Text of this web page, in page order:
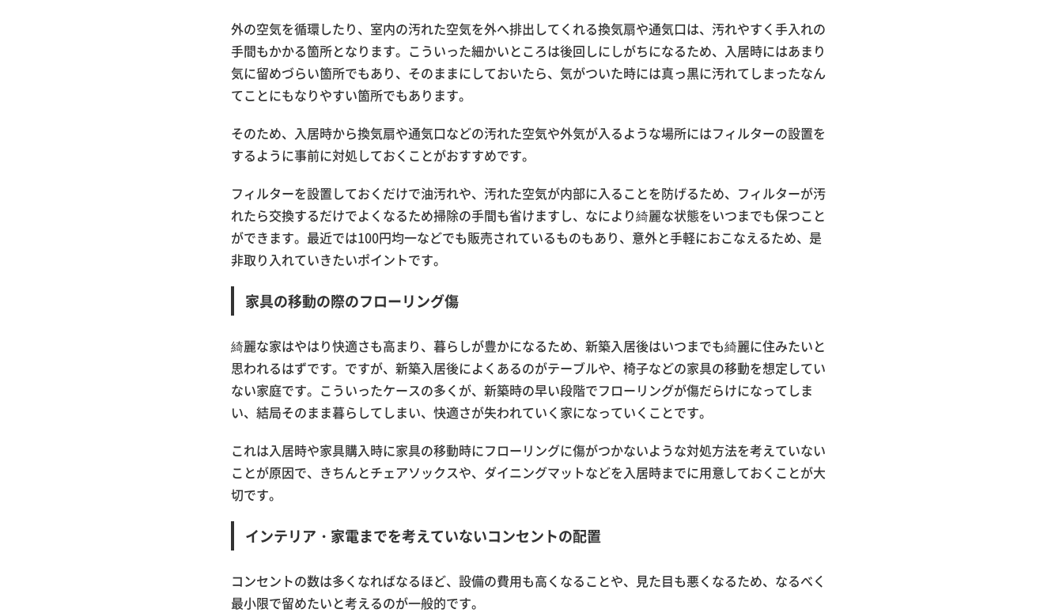
外の空気を循環したり、室内の汚れた空気を外へ排出してくれる換気扇や通気口は、汚れやすく手入れの
手間もかかる箇所となります。こういった細かいところは後回しにしがちになるため、入居時にはあまり
気に留めづらい箇所でもあり、そのままにしておいたら、気がついた時には真っ黒に汚れてしまったなん
てことにもなりやすい箇所でもあります。
そのため、入居時から換気扇や通気口などの汚れた空気や外気が入るような場所にはフィルターの設置を
するように事前に対処しておくことがおすすめです。
フィルターを設置しておくだけで油汚れや、汚れた空気が内部に入ることを防げるため、フィルターが汚
れたら交換するだけでよくなるため掃除の手間も省けますし、なにより綺麗な状態をいつまでも保つこと
ができます。最近では100円均一などでも販売されているものもあり、意外と手軽におこなえるため、是
非取り入れていきたいポイントです。
家具の移動の際のフローリング傷
綺麗な家はやはり快適さも高まり、暮らしが豊かになるため、新築入居後はいつまでも綺麗に住みたいと
思われるはずです。ですが、新築入居後によくあるのがテーブルや、椅子などの家具の移動を想定してい
ない家庭です。こういったケースの多くが、新築時の早い段階でフローリングが傷だらけになってしま
い、結局そのまま暮らしてしまい、快適さが失われていく家になっていくことです。
これは入居時や家具購入時に家具の移動時にフローリングに傷がつかないような対処方法を考えていない
ことが原因で、きちんとチェアソックスや、ダイニングマットなどを入居時までに用意しておくことが大
切です。
インテリア・家電までを考えていないコンセントの配置
コンセントの数は多くなればなるほど、設備の費用も高くなることや、見た目も悪くなるため、なるべく
最小限で留めたいと考えるのが一般的です。